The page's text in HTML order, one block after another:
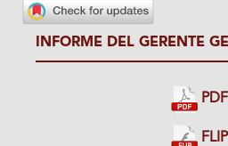
INFORME DEL GERENTE
PDF
FLIP